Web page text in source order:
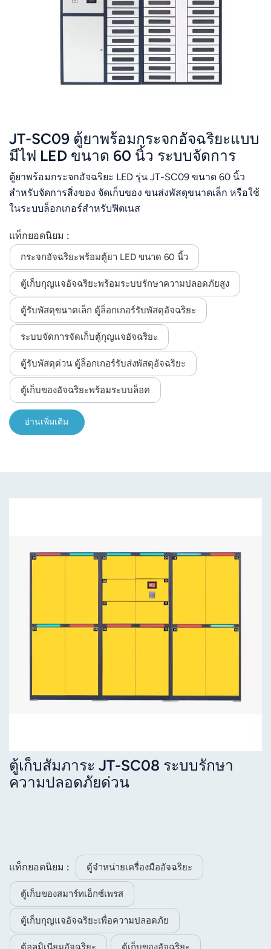
JT-SC09 ตู้ยาพร้อมกระจกอัจฉริยะแบบ
มีไฟ LED ขนาด 60 นิ้ว ระบบจัดการ
ข้อมูล
ตู้ยาพร้อมกระจกอัจฉริยะ LED รุ่น JT-SC09 ขนาด 60 นิ้ว
สำหรับจัดการสิ่งของ จัดเก็บของ ขนส่งพัสดุขนาดเล็ก หรือใช้
ในระบบล็อกเกอร์สำหรับฟิตเนส
แท็กยอดนิยม :
กระจกอัจฉริยะพร้อมตู้ยา LED ขนาด 60 นิ้ว
ตู้เก็บกุญแจอัจฉริยะพร้อมระบบรักษาความปลอดภัยสูง
ตู้รับพัสดุขนาดเล็ก ตู้ล็อกเกอร์รับพัสดุอัจฉริยะ
ระบบจัดการจัดเก็บตู้กุญแจอัจฉริยะ
ตู้รับพัสดุด่วน ตู้ล็อกเกอร์รับส่งพัสดุอัจฉริยะ
ตู้เก็บของอัจฉริยะพร้อมระบบล็อค
อ่านเพิ่มเติม
ตู้เก็บสัมภาระ JT-SC08 ระบบรักษา
ความปลอดภัยด่วน
แท็กยอดนิยม : ตู้จำหน่ายเครื่องมืออัจฉริยะ
ตู้เก็บของสมาร์ทเอ็กซ์เพรส
ตู้เก็บกุญแจอัจฉริยะเพื่อความปลอดภัย